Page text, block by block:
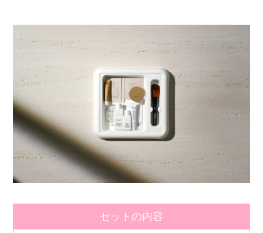
セットの内容